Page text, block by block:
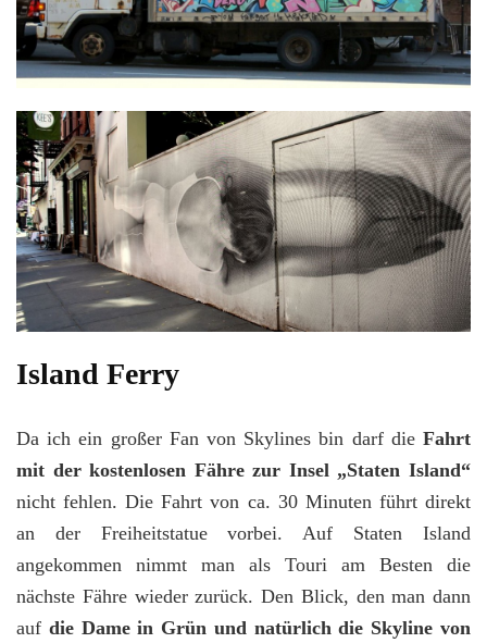
Island Ferry
Da ich ein großer Fan von Skylines bin darf die Fahrt
mit der kostenlosen Fähre zur Insel „Staten Island“
nicht fehlen. Die Fahrt von ca. 30 Minuten führt direkt
an der Freiheitstatue vorbei. Auf Staten Island
angekommen nimmt man als Touri am Besten die
nächste Fähre wieder zurück. Den Blick, den man dann
auf die Dame in Grün und natürlich die Skyline von